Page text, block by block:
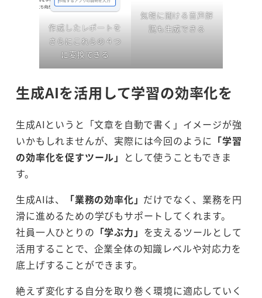
作成したレポートを
さらにこれらの４つ
に変換できる
気軽に聞ける音声解
説も生成できる
生成AIを活用して学習の効率化を
生成AIというと「文章を自動で書く」イメージが強
いかもしれませんが、実際には今回のように 「学習
の効率化を促すツール」 として使うこともできま
す。
生成AIは、
「業務の効率化」 だけでなく、業務を円
滑に進めるための学びもサポートしてくれます。
社員一人ひとりの 「学ぶ力」 を支えるツールとして
活用することで、企業全体の知識レベルや対応力を
底上げすることができます。
絶えず変化する自分を取り巻く環境に適応していく